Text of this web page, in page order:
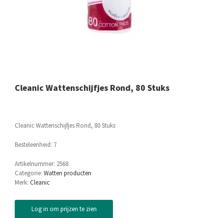
Cleanic Wattenschijfjes Rond, 80 Stuks
Cleanic Wattenschijfjes Rond, 80 Stuks
Besteleenheid: 7
Artikelnummer: 2568
Categorie: Watten producten
Merk: Cleanic
Log in om prijzen te zien